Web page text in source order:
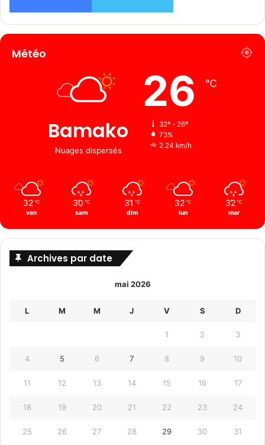
Météo
Bamako
Nuages ​​dispersés
26 ℃
32º - 26º
73%
2.24 km/h
32 ℃
ven
30 ℃
sam
31 ℃
dim
32 ℃
lun
32 ℃
mar
Archives par date
mai 2026
L M M J V S D
1 2 3
4 5 6 7 8 9 10
11 12 13 14 15 16 17
18 19 20 21 22 23 24
25 26 27 28 29 30 31